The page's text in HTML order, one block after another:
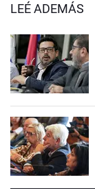
LEÉ ADEMÁS